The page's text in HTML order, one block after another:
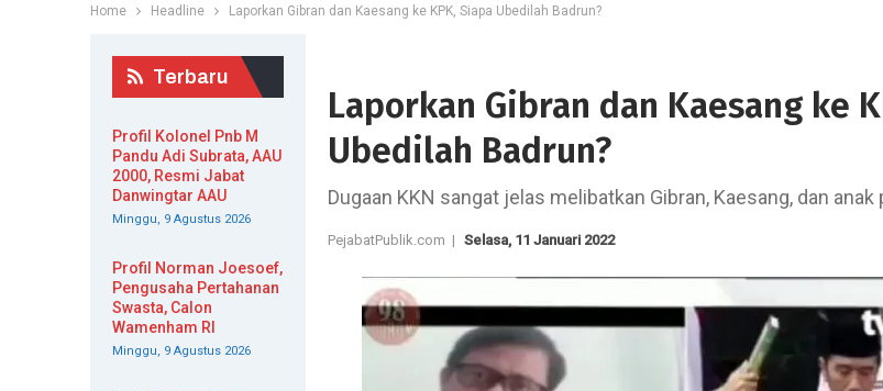
Home Headline Laporkan Gibran dan Kaesang ke KPK, Siapa Ubedilah Badrun?
Laporkan Gibran dan Kaesang ke
Ubedilah Badrun?
Dugaan KKN sangat jelas melibatkan Gibran, Kaesang, dan anak
PejabatPublik.com | Selasa, 11 Januari 2022
Terbaru
Profil Kolonel Pnb M
Pandu Adi Subrata, AAU
2000, Resmi Jabat
Danwingtar AAU
Minggu, 9 Agustus 2026
Profil Norman Joesoef,
Pengusaha Pertahanan
Swasta, Calon
Wamenham RI
Minggu, 9 Agustus 2026